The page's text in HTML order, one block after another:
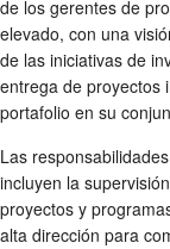
de los gerentes de
elevado, con una
de las iniciativas de
entrega de proyectos
portafolio en su
Las
incluyen la
proyectos y
alta dirección para